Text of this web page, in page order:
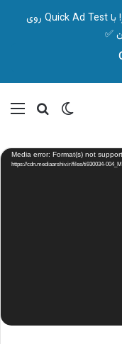
🎯 قبل از شروع کمپین، تصمیم درست بگیر! با Quick Ad Test روی
✅
تغییر پوسته
Media error: Format(s) not